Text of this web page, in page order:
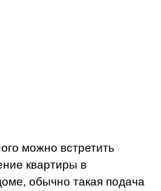
можно встретить
квартиры в
обычно такая подача